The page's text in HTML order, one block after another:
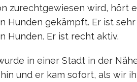
zurechtgewiesen wird, hört
Hunden gekämpft. Er ist
Hunden. Er ist recht aktiv.
in einer Stadt in der
und er kam sofort, als wir